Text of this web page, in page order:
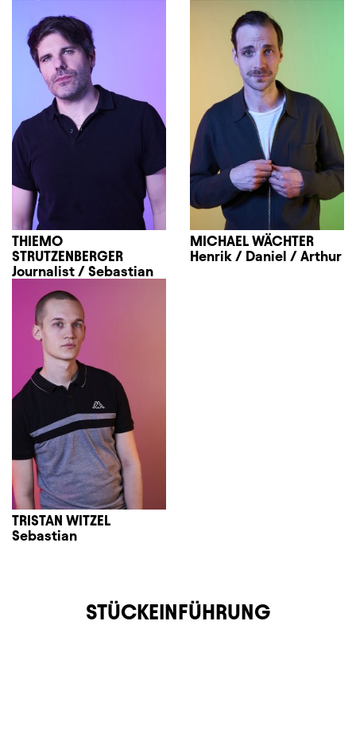
THIEMO
STRUTZENBERGER
Journalist / Sebastian
MICHAEL WÄCHTER
Henrik / Daniel / Arthur
TRISTAN WITZEL
Sebastian
STÜCKEINFÜHRUNG